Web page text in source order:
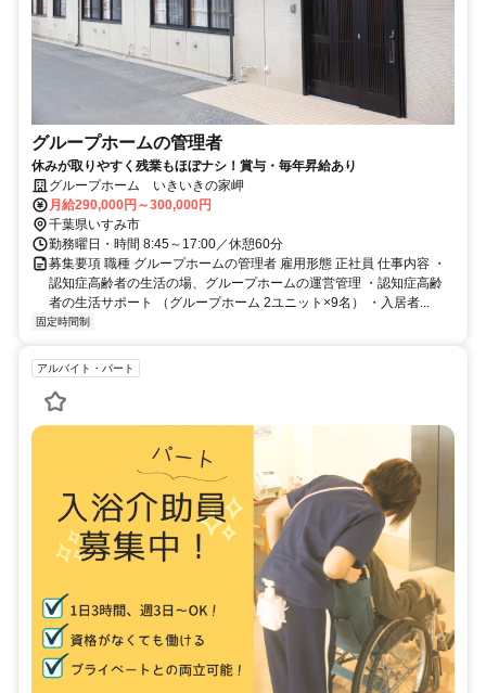
グループホームの管理者
休みが取りやすく残業もほぼナシ！賞与・毎年昇給あり
グループホーム いきいきの家岬
月給290,000円～300,000円
千葉県いすみ市
勤務曜日・時間 8:45～17:00／休憩60分
募集要項 職種 グループホームの管理者 雇用形態 正社員 仕事内容 ・
認知症高齢者の生活の場、グループホームの運営管理 ・認知症高齢
者の生活サポート （グループホーム 2ユニット×9名） ・入居者...
固定時間制
アルバイト・パート